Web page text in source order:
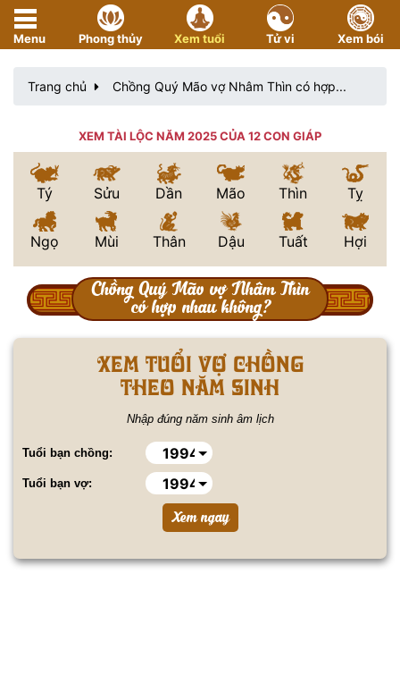
Menu Phong thủy Xem tuổi Tử vi Xem bói
Trang chủ Chồng Quý Mão vợ Nhâm Thìn có hợp...
XEM TÀI LỘC NĂM 2025 CỦA 12 CON GIÁP
Tý Sửu Dần Mão Thìn Tỵ
Ngọ Mùi Thân Dậu Tuất Hợi
Chồng Quý Mão vợ Nhâm Thìn
có hợp nhau không?
Xem tuổi vợ chồng
theo năm sinh
Nhập đúng năm sinh âm lịch
Tuổi bạn chồng:
Tuổi bạn vợ: